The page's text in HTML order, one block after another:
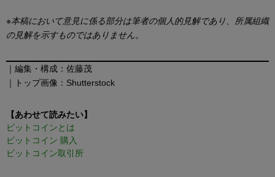
※本稿において意見に係る部分は筆者の個人的見解であり、所属組織
の見解を示すものではありません。
｜編集・構成：佐藤茂
｜トップ画像：Shutterstock
【あわせて読みたい】
ビットコインとは
ビットコイン 購入
ビットコイン取引所